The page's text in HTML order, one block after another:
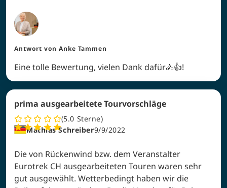
Antwort von Anke Tammen
Eine tolle Bewertung, vielen Dank dafür🚴👍!
prima ausgearbeitete Tourvorschläge
5.0 Sterne
Mathias Schreiber9/9/2022
Die von Rückenwind bzw. dem Veranstalter
Eurotrek CH ausgearbeiteten Touren waren sehr
gut ausgewählt. Wetterbedingt haben wir die